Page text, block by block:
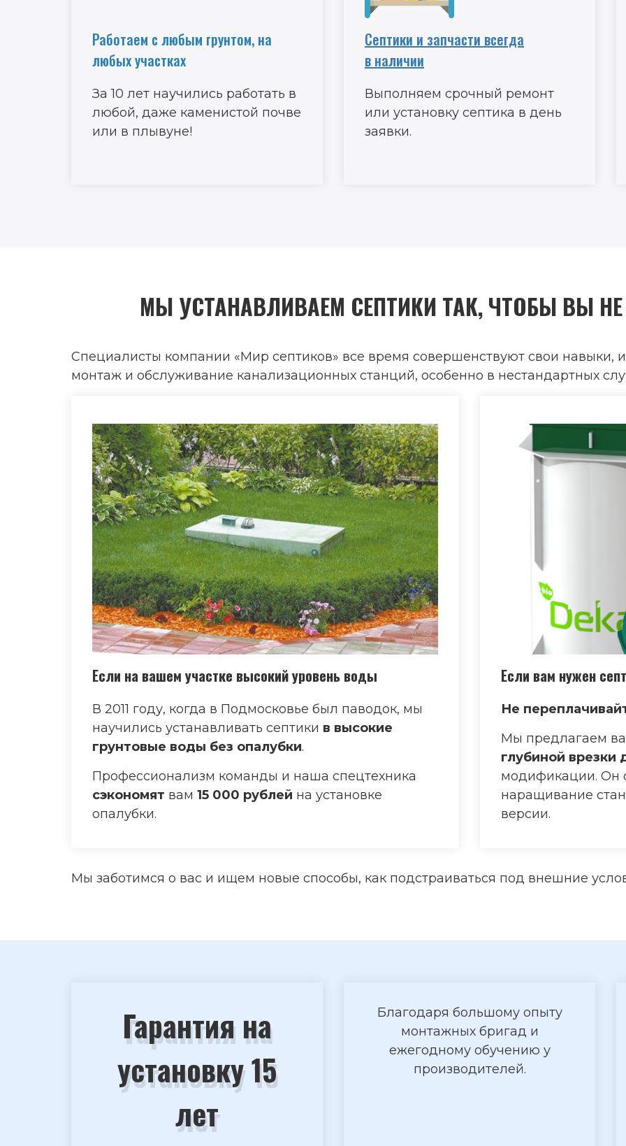
Работаем с любым грунтом, на
любых участках
За 10 лет научились работать в
любой, даже каменистой почве
или в плывуне!
Септики и запчасти всегда
в наличии
Выполняем срочный ремонт
или установку септика в день
заявки.
МЫ УСТАНАВЛИВАЕМ СЕПТИКИ ТАК, ЧТОБЫ ВЫ
Специалисты компании «Мир септиков» все время совершенствуют свои навыки,
монтаж и обслуживание канализационных станций, особенно в нестандартных
Если на вашем участке высокий уровень воды
В 2011 году, когда в Подмосковье был паводок, мы
научились устанавливать септики в высокие
грунтовые воды без опалубки.
Профессионализм команды и наша спецтехника
сэкономят вам 15 000 рублей на установке
опалубки.
Если вам нужен
Не
Мы предлагаем
глубиной врезки
модификации. Он
наращивание
версии.
Мы заботимся о вас и ищем новые способы, как подстраиваться под внешние
Гарантия на
установку 15
лет
Благодаря большому опыту
монтажных бригад и
ежегодному обучению у
производителей.